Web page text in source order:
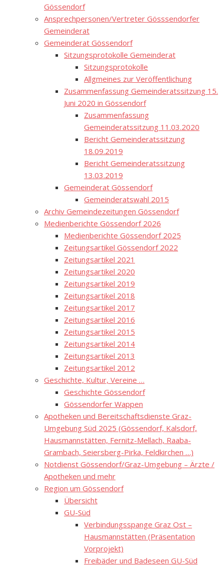
Gössendorf
Ansprechpersonen/Vertreter Gösssendorfer
Gemeinderat
Gemeinderat Gössendorf
Sitzungsprotokolle Gemeinderat
Sitzungsprotokolle
Allgmeines zur Veröffentlichung
Zusammenfassung Gemeinderatssitzung 15.
Juni 2020 in Gössendorf
Zusammenfassung
Gemeinderatssitzung 11.03.2020
Bericht Gemeinderatssitzung
18.09.2019
Bericht Gemeinderatssitzung
13.03.2019
Gemeinderat Gössendorf
Gemeinderatswahl 2015
Archiv Gemeindezeitungen Gössendorf
Medienberichte Gössendorf 2026
Medienberichte Gössendorf 2025
Zeitungsartikel Gössendorf 2022
Zeitungsartikel 2021
Zeitungsartikel 2020
Zeitungsartikel 2019
Zeitungsartikel 2018
Zeitungsartikel 2017
Zeitungsartikel 2016
Zeitungsartikel 2015
Zeitungsartikel 2014
Zeitungsartikel 2013
Zeitungsartikel 2012
Geschichte, Kultur, Vereine …
Geschichte Gössendorf
Gössendorfer Wappen
Apotheken und Bereitschaftsdienste Graz-
Umgebung Süd 2025 (Gössendorf, Kalsdorf,
Hausmannstätten, Fernitz-Mellach, Raaba-
Grambach, Seiersberg-Pirka, Feldkirchen …)
Notdienst Gössendorf/Graz-Umgebung – Ärzte /
Apotheken und mehr
Region um Gössendorf
Übersicht
GU-Süd
Verbindungsspange Graz Ost –
Hausmannstätten (Präsentation
Vorprojekt)
Freibäder und Badeseen GU-Süd